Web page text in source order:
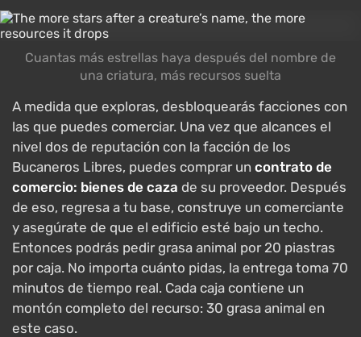
Cuantas más estrellas haya después del nombre de
una criatura, más recursos suelta
A medida que exploras, desbloquearás facciones con
las que puedes comerciar. Una vez que alcances el
nivel dos de reputación con la facción de los
Bucaneros Libres, puedes comprar un contrato de
comercio: bienes de caza de su proveedor. Después
de eso, regresa a tu base, construye un comerciante
y asegúrate de que el edificio esté bajo un techo.
Entonces podrás pedir grasa animal por 20 piastras
por caja. No importa cuánto pidas, la entrega toma 70
minutos de tiempo real. Cada caja contiene un
montón completo del recurso: 30 grasa animal en
este caso.